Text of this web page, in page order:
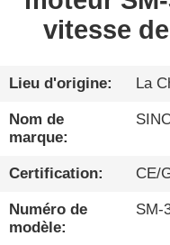
SHOW
AU
SUJET
DE
NOUS
vitesse
Lieu d'origine: La
Nom de
marque:
Certification: CE/
Numéro de
modèle:
SM-